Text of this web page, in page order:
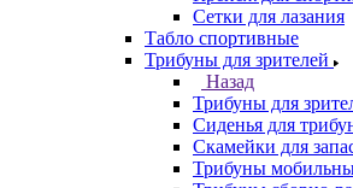
Сетки для лазания
Табло спортивные
Трибуны для зрителей
Назад
Трибуны для
Сиденья для
Скамейки для
Трибуны